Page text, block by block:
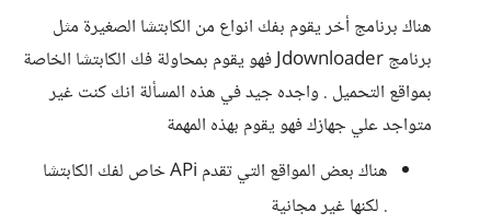
هناك برنامج أخر يقوم بفك انواع من الكابتشا الصغيرة مثل
برنامج Jdownloader فهو يقوم بمحاولة فك الكابتشا الخاصة
بمواقع التحميل . واجده جيد في هذه المسألة انك كنت غير
متواجد علي جهازك فهو يقوم بهذه المهمة
هناك بعض المواقع التي تقدم APi خاص لفك الكابتشا
. لكنها غير مجانية